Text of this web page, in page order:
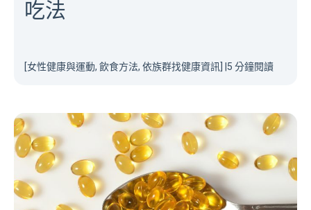
吃法
[女性健康與運動, 飲食方法, 依族群找健康資訊] 5 分鐘閱讀